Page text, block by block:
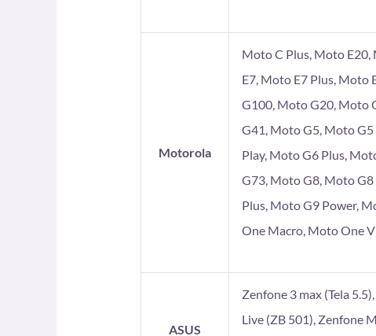
Motorola
Moto C Plus, Moto E20,
E7, Moto E7 Plus, Moto
G100, Moto G20, Moto
G41, Moto G5, Moto
Play, Moto G6 Plus,
G73, Moto G8, Moto
Plus, Moto G9 Power,
One Macro, Moto One
ASUS
Zenfone 3 max (Tela
Live (ZB 501), Zenfone